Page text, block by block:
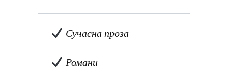
Сучасна проза
Романи